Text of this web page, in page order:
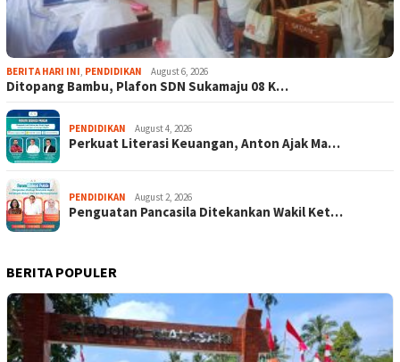
BERITA HARI INI, PENDIDIKAN August 6, 2026
Ditopang Bambu, Plafon SDN Sukamaju 08 K…
PENDIDIKAN August 4, 2026
Perkuat Literasi Keuangan, Anton Ajak Ma…
PENDIDIKAN August 2, 2026
Penguatan Pancasila Ditekankan Wakil Ket…
BERITA POPULER